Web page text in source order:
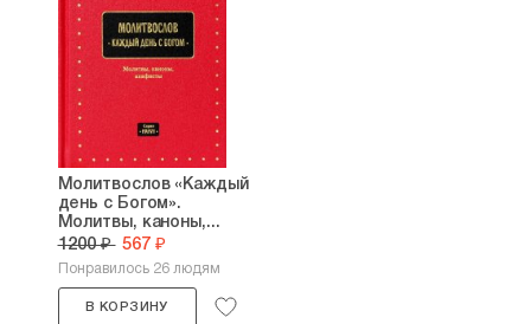
Молитвослов «Каждый
день с Богом».
Молитвы, каноны,...
1200 ₽ 567 ₽
Понравилось 26 людям
В КОРЗИНУ